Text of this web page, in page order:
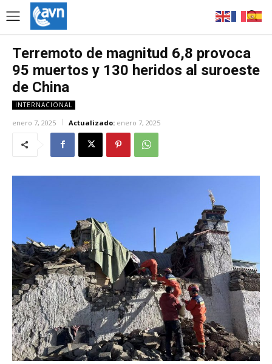
Terremoto de magnitud 6,8 provoca
95 muertos y 130 heridos al suroeste
de China
INTERNACIONAL
enero 7, 2025 Actualizado: enero 7, 2025